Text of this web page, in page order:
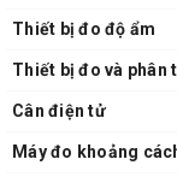
Thiết bị đo độ ẩm
Thiết bị đo và phân
Cân điện tử
Máy đo khoảng